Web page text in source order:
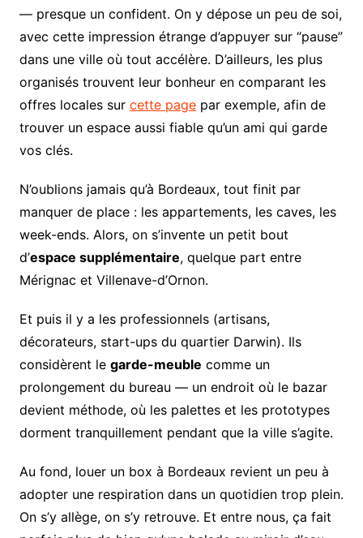
— presque un confident. On y dépose un peu de soi,
avec cette impression étrange d’appuyer sur “pause”
dans une ville où tout accélère. D’ailleurs, les plus
organisés trouvent leur bonheur en comparant les
offres locales sur cette pagepar exemple, afin de
trouver un espace aussi fiable qu’un ami qui garde
vos clés.
N’oublions jamais qu’à Bordeaux, tout finit par
manquer de place : les appartements, les caves, les
week-ends. Alors, on s’invente un petit bout
d’espace supplémentaire, quelque part entre
Mérignac et Villenave-d’Ornon.
Et puis il y a les professionnels (artisans,
décorateurs, start-ups du quartier Darwin). Ils
considèrent le garde-meuble comme un
prolongement du bureau — un endroit où le bazar
devient méthode, où les palettes et les prototypes
dorment tranquillement pendant que la ville s’agite.
Au fond, louer un box à Bordeaux revient un peu à
adopter une respiration dans un quotidien trop plein.
On s’y allège, on s’y retrouve. Et entre nous, ça fait